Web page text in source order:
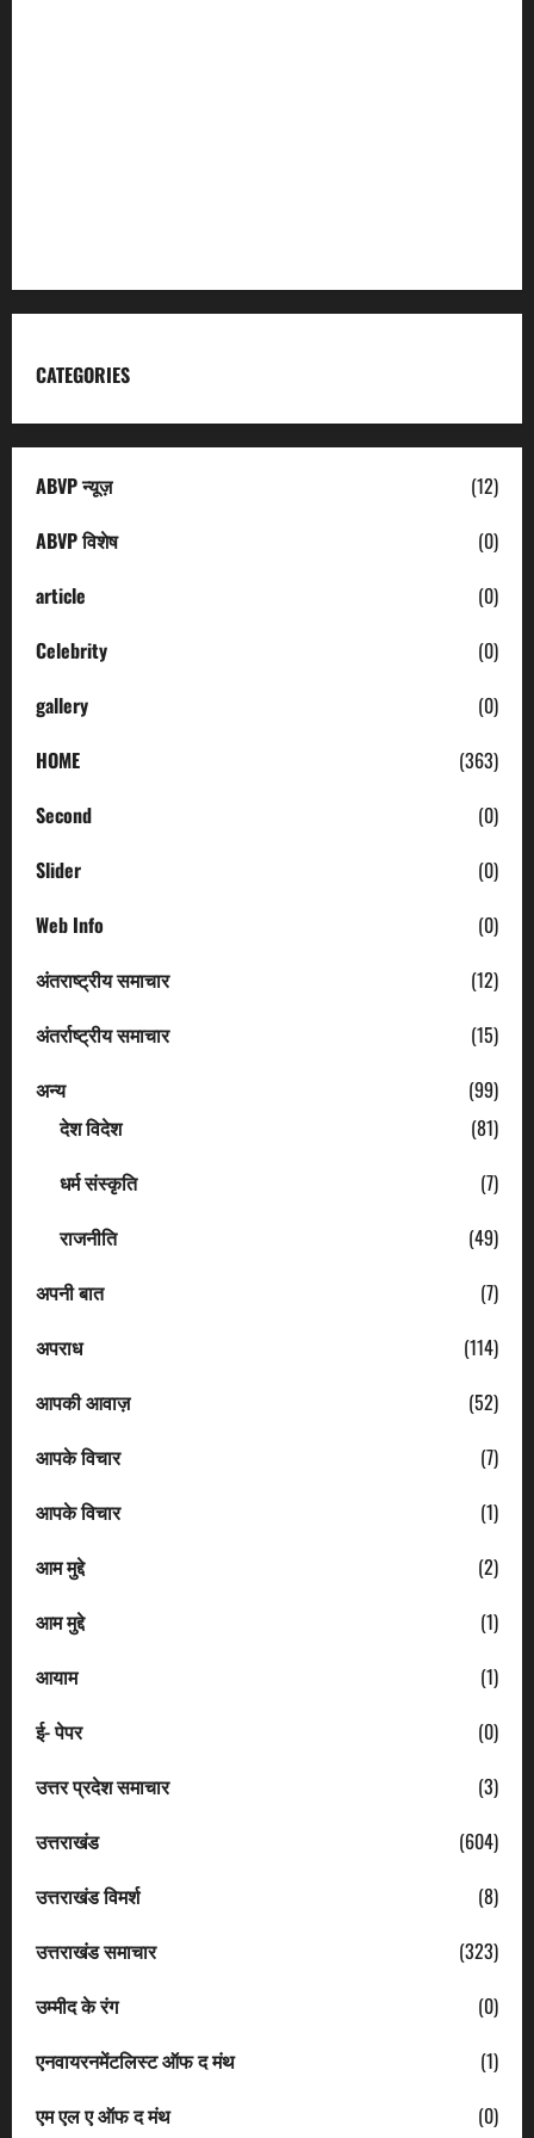
CATEGORIES
ABVP न्यूज़
(12)
ABVP विशेष
(0)
article
(0)
Celebrity
(0)
gallery
(0)
HOME
(363)
Second
(0)
Slider
(0)
Web Info
(0)
अंतराष्ट्रीय समाचार
(12)
अंतर्राष्ट्रीय समाचार
(15)
अन्य
(99)
देश विदेश
(81)
धर्म संस्कृति
(7)
राजनीति
(49)
अपनी बात
(7)
अपराध
(114)
आपकी आवाज़
(52)
आपके विचार
(7)
आपके विचार
(1)
आम मुद्दे
(2)
आम मुद्दे
(1)
आयाम
(1)
ई- पेपर
(0)
उत्तर प्रदेश समाचार
(3)
उत्तराखंड
(604)
उत्तराखंड विमर्श
(8)
उत्तराखंड समाचार
(323)
उम्मीद के रंग
(0)
एनवायरनमेंटलिस्ट ऑफ द मंथ
(1)
एम एल ए ऑफ द मंथ
(0)